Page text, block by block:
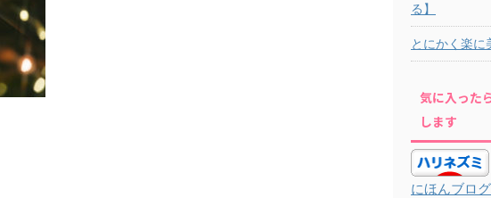
る】
とにかく楽に
気に入った
します
にほんブロ